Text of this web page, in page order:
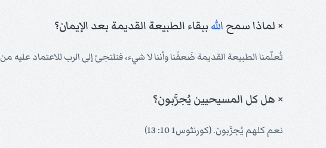
× لماذا سمح اللهببقاء الطبيعة القديمة بعد الإيمان؟
تُعلّمنا الطبيعة القديمة ضَعفَنا وأننا لا شيء، فنلتجئ إلى الرب للاعتماد عليه
× هل كل المسيحيين يُجرَّبون؟
نعم كلهم يُجرَّبون. (كورنثوس1 10: 13)